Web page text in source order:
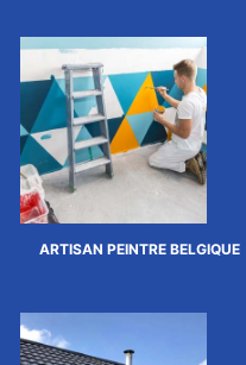
ARTISAN PEINTRE BELGIQUE